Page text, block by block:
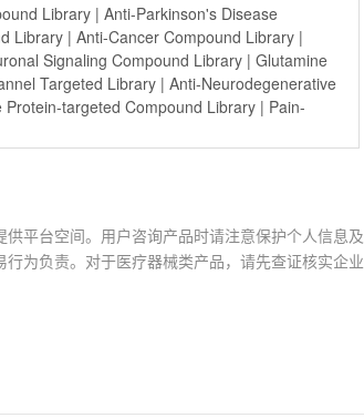
Library | Anti-Parkinson's Disease
Library | Anti-Cancer Compound Library
Signaling Compound Library | Glutamine
Targeted Library | Anti-Neurodegenerative
Protein-targeted Compound Library | Pain-
平台空间。用户咨询产品时请注意保护个人信息及
为负责。对于医疗器械类产品，请先查证核实企业